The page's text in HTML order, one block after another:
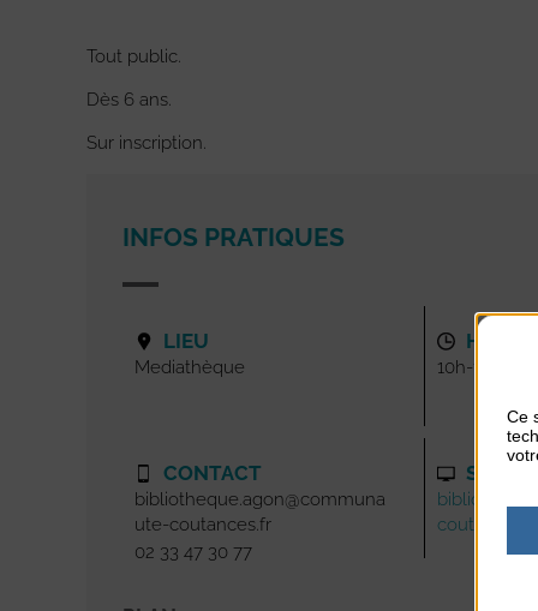
Tout public.
Dès 6 ans.
Sur inscription.
INFOS PRATIQUES
LIEU
Mediathèque
CONTACT
bibliotheque.agon@communa
ute-coutances.fr
02 33 47 30 77
10h-12h
SITE
Ce